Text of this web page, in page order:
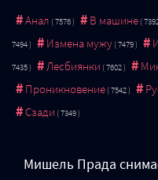
Анал В машине
Измена мужу
Лесбиянки
Проникновение
Сзади
Мишель Прада